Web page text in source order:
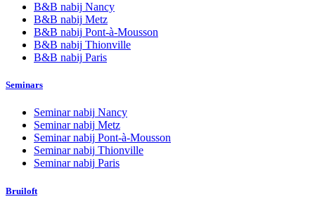
B&B nabij Nancy
B&B nabij Metz
B&B nabij Pont-à-Mousson
B&B nabij Thionville
B&B nabij Paris
Seminars
Seminar nabij Nancy
Seminar nabij Metz
Seminar nabij Pont-à-Mousson
Seminar nabij Thionville
Seminar nabij Paris
Bruiloft